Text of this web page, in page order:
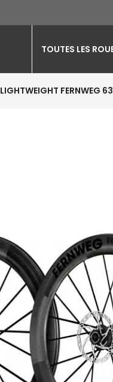
TOUTES LES
LIGHTWEIGHT FERNWEG